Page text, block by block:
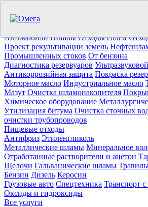
Утилизация отходов (19)
Автомобили Шпалы Отходы солей
Проект рекультивации земель
Промышленных стоков От бензина
Диагностика резервуаров
Антикоррозийная защита Покраска
Моторное масло Индустриальное масло
Мазут Очистка шламонакопителя
Химическое оборудование
Утилизация битума Очистка сточных
очистки трубопроводов
Пищевые отходы
Антифриз Этиленгликоль
Металлические шламы Минеральное
Отработанные растворители и ацетон
Щелочи Гальванические шламы
Бензин Дизель Керосин
Грузовые авто Спецтехника Транспорт
Оксиды и гидроксиды
Все услуги